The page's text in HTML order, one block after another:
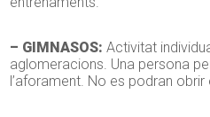
– GIMNASOS: Activitat
aglomeracions. Una persona
l’aforament. No es podran